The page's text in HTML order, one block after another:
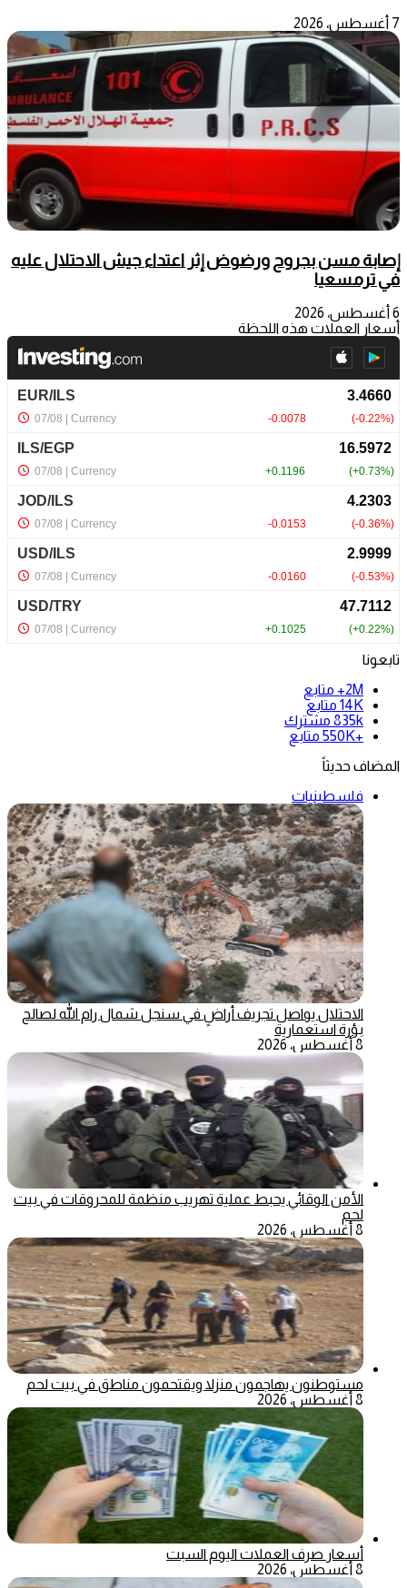
7 أغسطس، 2026
إصابة مسن بجروح ورضوض إثر اعتداء جيش الاحتلال عليه
في ترمسعيا
6 أغسطس، 2026
أسعار العملات هذه اللحظة
تابعونا
2M+
متابع
14K متابع
835k مشترك
+550K
متابع
المضاف حديثاً
فلسطينيات
الاحتلال يواصل تجريف أراضٍ في سنجل شمال رام الله لصالح
بؤرة استعمارية
8 أغسطس، 2026
الأمن الوقائي يحبط عملية تهريب منظمة للمحروقات في بيت
لحم
8 أغسطس، 2026
مستوطنون يهاجمون منزلا ويقتحمون مناطق في بيت لحم
8 أغسطس، 2026
أسعار صرف العملات اليوم السبت
8 أغسطس، 2026